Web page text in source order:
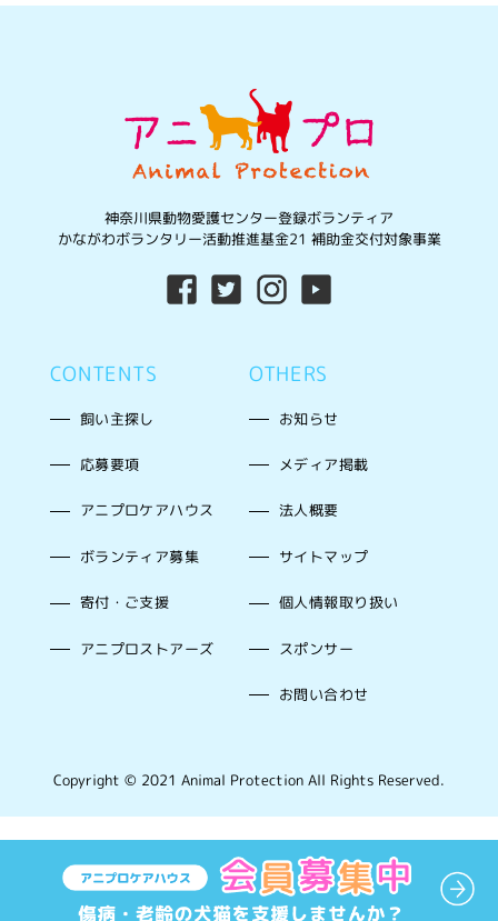
CONTENTS
飼い主探し
応募要項
アニプロケアハウス
ボランティア募集
寄付・ご支援
アニプロストアーズ
神奈川県動物愛護センター登録ボランティア
かながわボランタリー活動推進基金21 補助金交付対象事業
OTHERS
お知らせ
メディア掲載
法人概要
サイトマップ
個人情報取り扱い
スポンサー
お問い合わせ
Copyright © 2021 Animal Protection All Rights Reserved.